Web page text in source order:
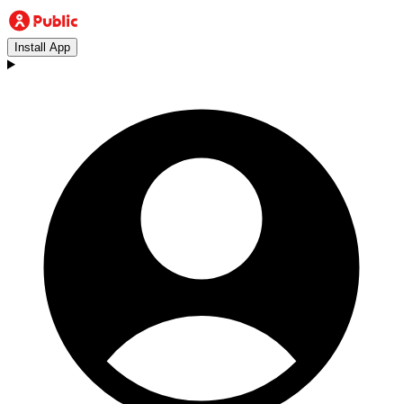
Install App